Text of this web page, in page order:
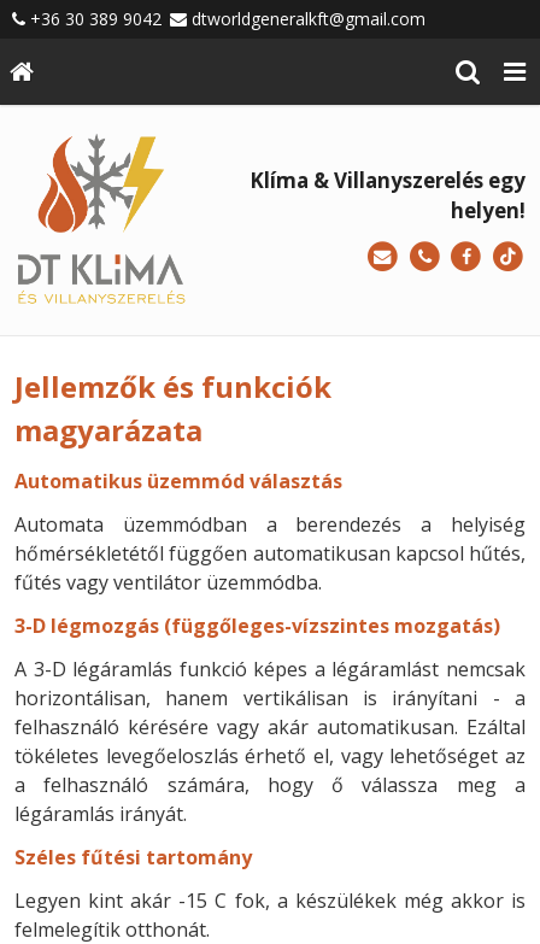
+36 30 389 9042 dtworldgeneralkft@gmail.com
Klíma & Villanyszerelés egy
helyen!
Jellemzők és funkciók
magyarázata
Automatikus üzemmód választás
Automata üzemmódban a berendezés a helyiség
hőmérsékletétől függően automatikusan kapcsol hűtés,
fűtés vagy ventilátor üzemmódba.
3-D légmozgás (függőleges-vízszintes mozgatás)
A 3-D légáramlás funkció képes a légáramlást nemcsak
horizontálisan, hanem vertikálisan is irányítani - a
felhasználó kérésére vagy akár automatikusan. Ezáltal
tökéletes levegőeloszlás érhető el, vagy lehetőséget az
a felhasználó számára, hogy ő válassza meg a
légáramlás irányát.
Széles fűtési tartomány
Legyen kint akár -15 C fok, a készülékek még akkor is
felmelegítik otthonát.